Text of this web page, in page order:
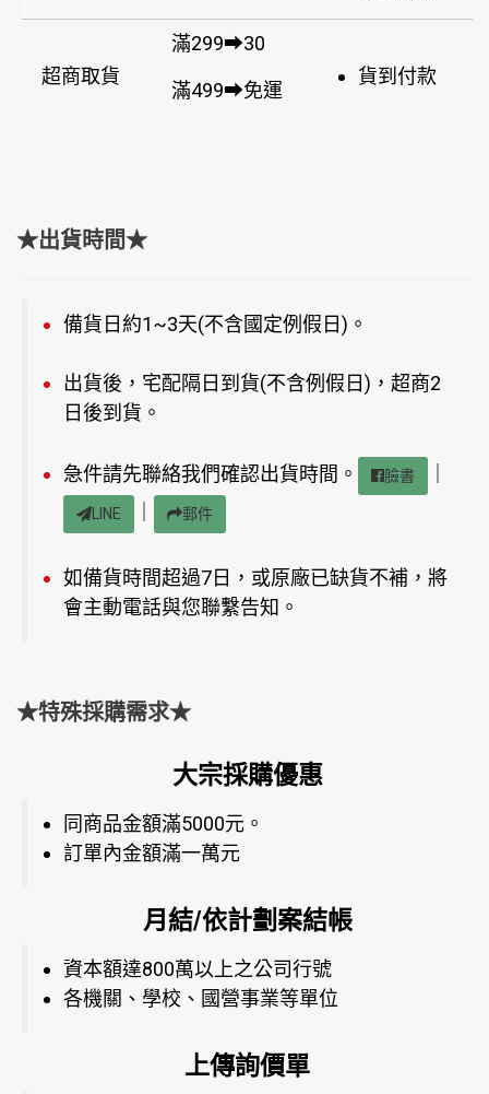
超商取貨
滿299➡30
滿499➡免運
貨到付款
★出貨時間★
備貨日約1~3天(不含國定例假日)。
出貨後，宅配隔日到貨(不含例假日)，超商2
日後到貨。
急件請先聯絡我們確認出貨時間。 臉書
LINE 郵件
如備貨時間超過7日，或原廠已缺貨不補，將
會主動電話與您聯繫告知。
★特殊採購需求★
大宗採購優惠
同商品金額滿5000元。
訂單內金額滿一萬元
月結/依計劃案結帳
資本額達800萬以上之公司行號
各機關、學校、國營事業等單位
上傳詢價單